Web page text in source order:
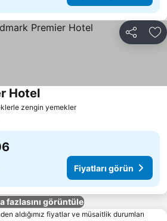
Paylaş
zengin yemeklerFiyatları görün
HotelFiyatları görün
Fiyatları görün
fazlasını görüntüle
aldığımız fiyatlar ve müsaitlik durumları